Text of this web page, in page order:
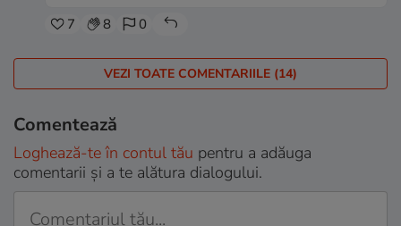
7 8 0
VEZI TOATE COMENTARIILE (14)
Comentează
Loghează-te în contul tău pentru a adăuga
comentarii și a te alătura dialogului.